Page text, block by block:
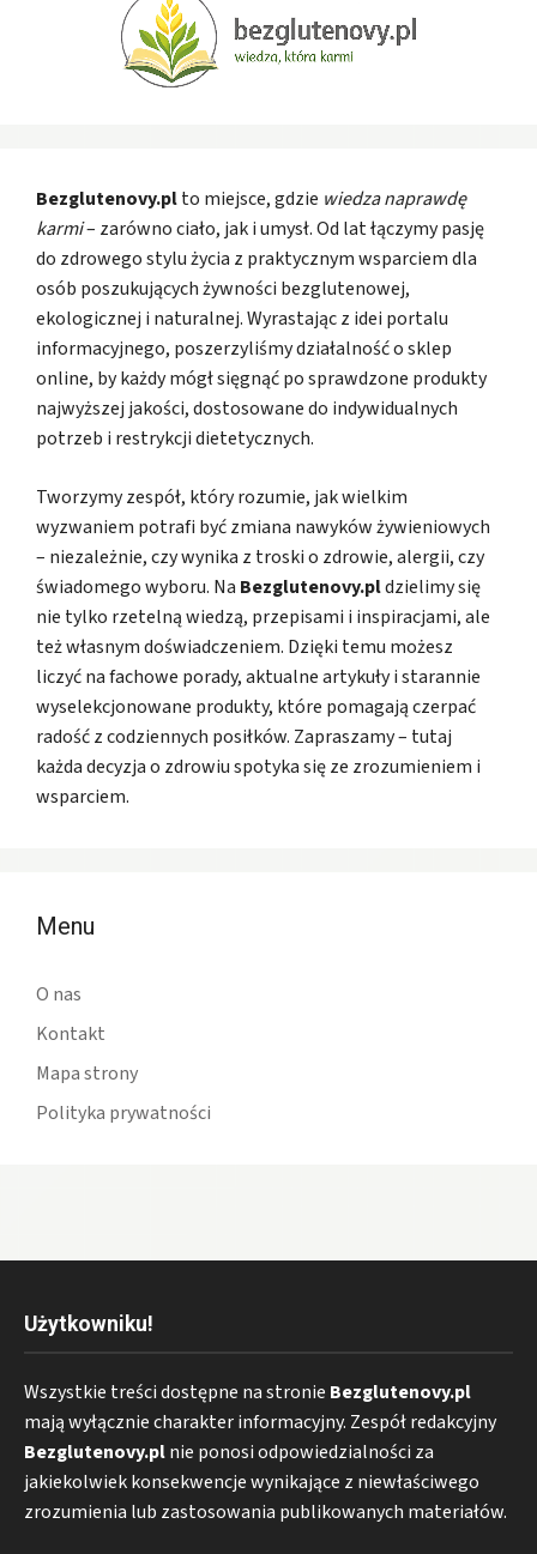
Bezglutenovy.plto miejsce, gdzie wiedza naprawdę
karmi– zarówno ciało, jak i umysł. Od lat łączymy pasję
do zdrowego stylu życia z praktycznym wsparciem dla
osób poszukujących żywności bezglutenowej,
ekologicznej i naturalnej. Wyrastając z idei portalu
informacyjnego, poszerzyliśmy działalność o sklep
online, by każdy mógł sięgnąć po sprawdzone produkty
najwyższej jakości, dostosowane do indywidualnych
potrzeb i restrykcji dietetycznych.
Tworzymy zespół, który rozumie, jak wielkim
wyzwaniem potrafi być zmiana nawyków żywieniowych
– niezależnie, czy wynika z troski o zdrowie, alergii, czy
świadomego wyboru. Na Bezglutenovy.pldzielimy się
nie tylko rzetelną wiedzą, przepisami i inspiracjami, ale
też własnym doświadczeniem. Dzięki temu możesz
liczyć na fachowe porady, aktualne artykuły i starannie
wyselekcjonowane produkty, które pomagają czerpać
radość z codziennych posiłków. Zapraszamy – tutaj
każda decyzja o zdrowiu spotyka się ze zrozumieniem i
wsparciem.
Menu
O nas
Kontakt
Mapa strony
Polityka prywatności
Użytkowniku!
Wszystkie treści dostępne na stronie Bezglutenovy.pl
mają wyłącznie charakter informacyjny. Zespół redakcyjny
Bezglutenovy.plnie ponosi odpowiedzialności za
jakiekolwiek konsekwencje wynikające z niewłaściwego
zrozumienia lub zastosowania publikowanych materiałów.